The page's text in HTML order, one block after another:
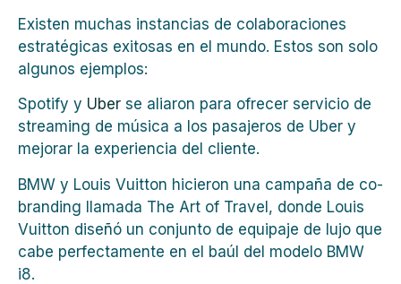
Existen muchas instancias de colaboraciones
estratégicas exitosas en el mundo. Estos son solo
algunos ejemplos:
Spotify y Uber se aliaron para ofrecer servicio de
streaming de música a los pasajeros de Uber y
mejorar la experiencia del cliente.
BMW y Louis Vuitton hicieron una campaña de co-
branding llamada The Art of Travel, donde Louis
Vuitton diseñó un conjunto de equipaje de lujo que
cabe perfectamente en el baúl del modelo BMW
i8.